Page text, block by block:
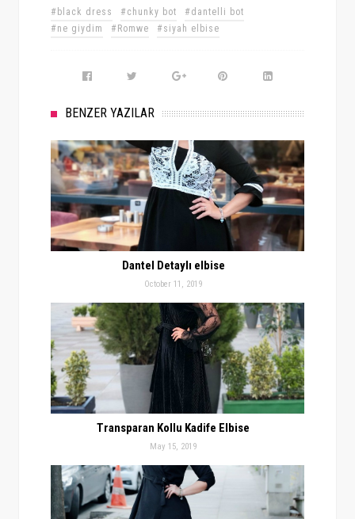
#black dress #chunky bot
#dantelli bot
#ne giydim
#Romwe #siyah elbise
BENZER YAZILAR
Dantel Detaylı elbise
October 11, 2019
Transparan Kollu Kadife Elbise
May 15, 2019